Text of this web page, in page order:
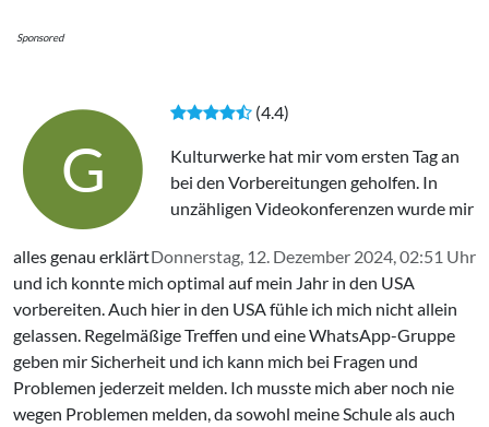
Sponsored
G
Donnerstag, 12. Dezember 2024, 02:51 Uhr
(4.4)
Kulturwerke hat mir vom ersten Tag an
bei den Vorbereitungen geholfen. In
unzähligen Videokonferenzen wurde mir
alles genau erklärt
und ich konnte mich optimal auf mein Jahr in den USA
vorbereiten. Auch hier in den USA fühle ich mich nicht allein
gelassen. Regelmäßige Treffen und eine WhatsApp-Gruppe
geben mir Sicherheit und ich kann mich bei Fragen und
Problemen jederzeit melden. Ich musste mich aber noch nie
wegen Problemen melden, da sowohl meine Schule als auch